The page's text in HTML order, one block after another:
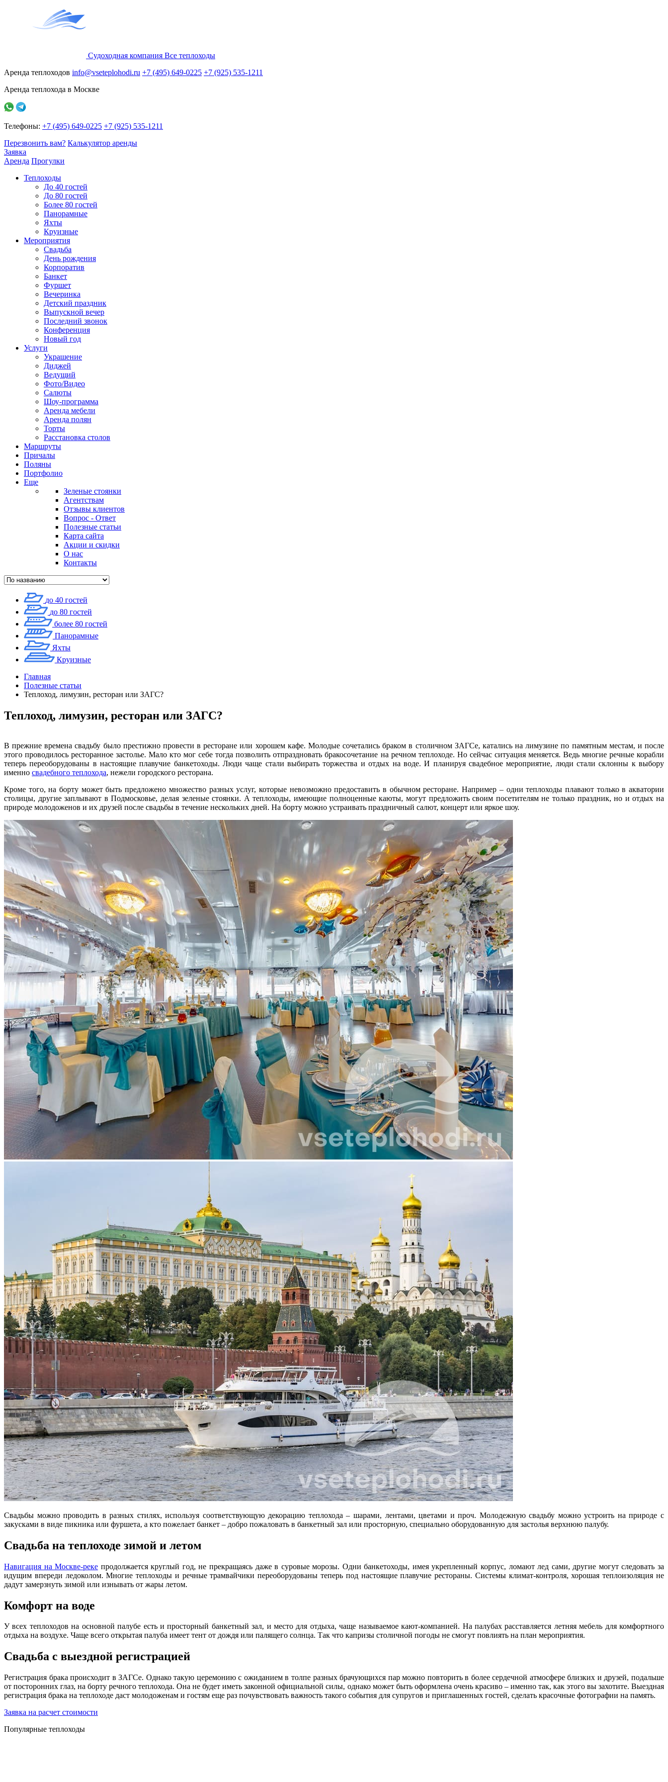
Судоходная компания Все теплоходы
Аренда теплоходов info@vseteplohodi.ru +7 (495) 649-0225 +7 (925) 535-1211
Аренда теплохода в Москве
Телефоны: +7 (495) 649-0225 +7 (925) 535-1211
Перезвонить вам? Калькулятор аренды
Заявка
Аренда Прогулки
Теплоходы
До 40 гостей
До 80 гостей
Более 80 гостей
Панорамные
Яхты
Круизные
Мероприятия
Свадьба
День рождения
Корпоратив
Банкет
Фуршет
Вечеринка
Детский праздник
Выпускной вечер
Последний звонок
Конференция
Новый год
Услуги
Украшение
Диджей
Ведущий
Фото/Видео
Салюты
Шоу-программа
Аренда мебели
Аренда полян
Торты
Расстановка столов
Маршруты
Причалы
Поляны
Портфолио
Еще
Зеленые стоянки
Агентствам
Отзывы клиентов
Вопрос - Ответ
Полезные статьи
Карта сайта
Акции и скидки
О нас
Контакты
до 40 гостей
до 80 гостей
более 80 гостей
Панорамные
Яхты
Круизные
Главная
Полезные статьи
Теплоход, лимузин, ресторан или ЗАГС?
Теплоход, лимузин, ресторан или ЗАГС?
В прежние времена свадьбу было престижно провести в ресторане или хорошем кафе. Молодые сочетались браком в столичном ЗАГСе, катались на лимузине по памятным местам, и после
этого проводилось ресторанное застолье. Мало кто мог себе тогда позволить отпраздновать бракосочетание на речном теплоходе. Но сейчас ситуация меняется. Ведь многие речные корабли
теперь переоборудованы в настоящие плавучие банкетоходы. Люди чаще стали выбирать торжества и отдых на воде. И планируя свадебное мероприятие, люди стали склонны к выбору
именно свадебного теплохода, нежели городского ресторана.
Кроме того, на борту может быть предложено множество разных услуг, которые невозможно предоставить в обычном ресторане. Например – одни теплоходы плавают только в акватории
столицы, другие заплывают в Подмосковье, делая зеленые стоянки. А теплоходы, имеющие полноценные каюты, могут предложить своим посетителям не только праздник, но и отдых на
природе молодоженов и их друзей после свадьбы в течение нескольких дней. На борту можно устраивать праздничный салют, концерт или яркое шоу.
Свадьбы можно проводить в разных стилях, используя соответствующую декорацию теплохода – шарами, лентами, цветами и проч. Молодежную свадьбу можно устроить на природе с
закусками в виде пикника или фуршета, а кто пожелает банкет – добро пожаловать в банкетный зал или просторную, специально оборудованную для застолья верхнюю палубу.
Свадьба на теплоходе зимой и летом
Навигация на Москве-реке продолжается круглый год, не прекращаясь даже в суровые морозы. Одни банкетоходы, имея укрепленный корпус, ломают лед сами, другие могут следовать за
идущим впереди ледоколом. Многие теплоходы и речные трамвайчики переоборудованы теперь под настоящие плавучие рестораны. Системы климат-контроля, хорошая теплоизоляция не
дадут замерзнуть зимой или изнывать от жары летом.
Комфорт на воде
У всех теплоходов на основной палубе есть и просторный банкетный зал, и место для отдыха, чаще называемое кают-компанией. На палубах расставляется летняя мебель для комфортного
отдыха на воздухе. Чаще всего открытая палуба имеет тент от дождя или палящего солнца. Так что капризы столичной погоды не смогут повлиять на план мероприятия.
Свадьба с выездной регистрацией
Регистрация брака происходит в ЗАГСе. Однако такую церемонию с ожиданием в толпе разных брачующихся пар можно повторить в более сердечной атмосфере близких и друзей, подальше
от посторонних глаз, на борту речного теплохода. Она не будет иметь законной официальной силы, однако может быть оформлена очень красиво – именно так, как этого вы захотите. Выездная
регистрация брака на теплоходе даст молодоженам и гостям еще раз почувствовать важность такого события для супругов и приглашенных гостей, сделать красочные фотографии на память.
Заявка на расчет стоимости
Популярные теплоходы